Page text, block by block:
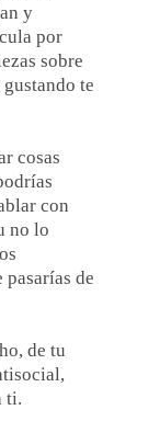
y
por
sobre
te
cosas
con
no lo
de
de tu
ti.